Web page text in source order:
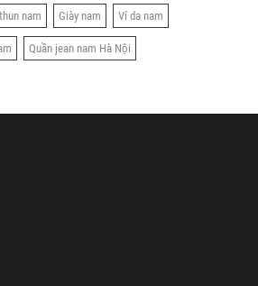
nam Giày nam Ví da nam
Quần jean nam Hà Nội